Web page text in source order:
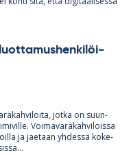
jotka on suun­
Voi­ma­va­ra­kah­vi­loissa
ja jae­taan yh­dessä ko­ke­